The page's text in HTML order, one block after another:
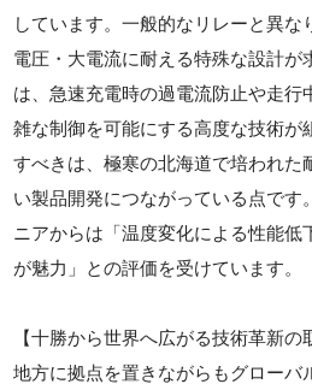
しています。一般的なリレーと異な
電圧・大電流に耐える特殊な設計が
は、急速充電時の過電流防止や走行
雑な制御を可能にする高度な技術が
すべきは、極寒の北海道で培われた
い製品開発につながっている点です
ニアからは「温度変化による性能低
が魅力」との評価を受けています。
【十勝から世界へ広がる技術革新の
地方に拠点を置きながらもグローバ